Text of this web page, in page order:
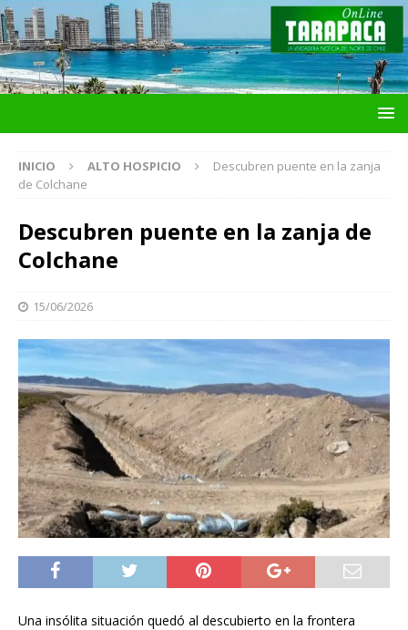
INICIO ALTO HOSPICIO
Descubren puente en la zanja
de Colchane
Descubren puente en la zanja de
Colchane
15/06/2026
Una insólita situación quedó al descubierto en la frontera